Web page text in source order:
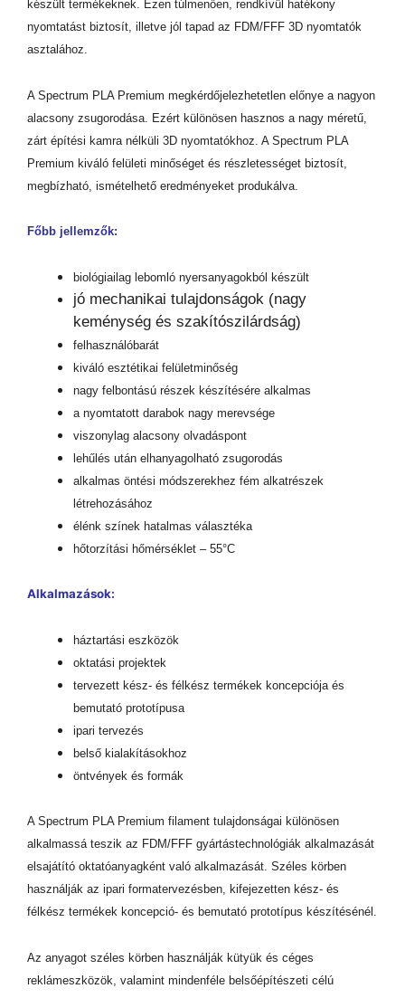
készült termékeknek. Ezen túlmenően, rendkívül hatékony
nyomtatást biztosít, illetve jól tapad az FDM/FFF 3D nyomtatók
asztalához.
A Spectrum PLA Premium megkérdőjelezhetetlen előnye a nagyon
alacsony zsugorodása. Ezért különösen hasznos a nagy méretű,
zárt építési kamra nélküli 3D nyomtatókhoz. A Spectrum PLA
Premium kiváló felületi minőséget és részletességet biztosít,
megbízható, ismételhető eredményeket produkálva.
Főbb jellemzők:
biológiailag lebomló nyersanyagokból készült
jó mechanikai tulajdonságok (nagy
keménység és szakítószilárdság)
felhasználóbarát
kiváló esztétikai felületminőség
nagy felbontású részek készítésére alkalmas
a nyomtatott darabok nagy merevsége
viszonylag alacsony olvadáspont
lehűlés után elhanyagolható zsugorodás
alkalmas öntési módszerekhez fém alkatrészek
létrehozásához
élénk színek hatalmas választéka
hőtorzítási hőmérséklet – 55°C
Alkalmazások:
háztartási eszközök
oktatási projektek
tervezett kész- és félkész termékek koncepciója és
bemutató prototípusa
ipari tervezés
belső kialakításokhoz
öntvények és formák
A Spectrum PLA Premium filament tulajdonságai különösen
alkalmassá teszik az FDM/FFF gyártástechnológiák alkalmazását
elsajátító oktatóanyagként való alkalmazását. Széles körben
használják az ipari formatervezésben, kifejezetten kész- és
félkész termékek koncepció- és bemutató prototípus készítésénél.
Az anyagot széles körben használják kütyük és céges
reklámeszközök, valamint mindenféle belsőépítészeti célú